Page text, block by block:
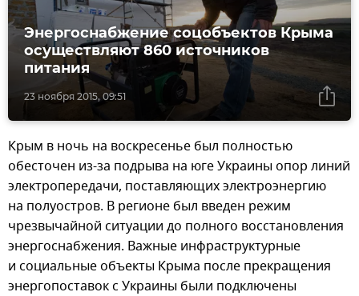
23 ноября 2015, 09:51
Энергоснабжение соцобъектов Крыма
осуществляют 860 источников
питания
Крым в ночь на воскресенье был полностью
обесточен из-за подрыва на юге Украины опор линий
электропередачи, поставляющих электроэнергию
на полуостров. В регионе был введен режим
чрезвычайной ситуации до полного восстановления
энергоснабжения. Важные инфраструктурные
и социальные объекты Крыма после прекращения
энергопоставок с Украины были подключены